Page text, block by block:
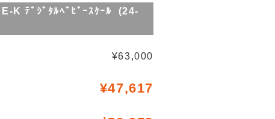
K ﾃﾞｼﾞﾀﾙﾍﾞﾋﾞｰｽｹｰﾙ (24-
¥63,000
¥47,617